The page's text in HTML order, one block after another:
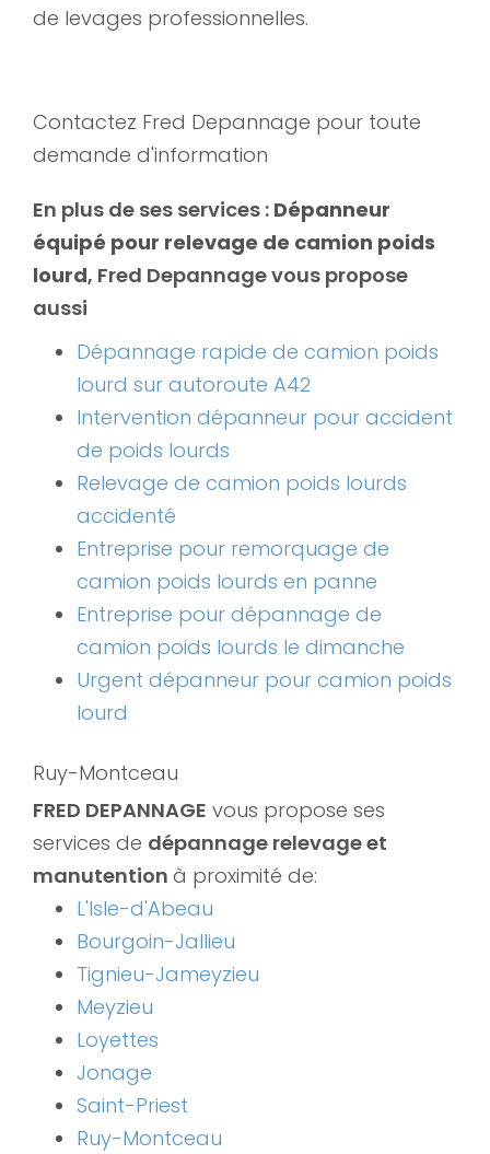
de levages professionnelles.
Contactez Fred Depannage pour toute
demande d'information
En plus de ses services : Dépanneur
équipé pour relevage de camion poids
lourd, Fred Depannage vous propose
aussi
Dépannage rapide de camion poids
lourd sur autoroute A42
Intervention dépanneur pour accident
de poids lourds
Relevage de camion poids lourds
accidenté
Entreprise pour remorquage de
camion poids lourds en panne
Entreprise pour dépannage de
camion poids lourds le dimanche
Urgent dépanneur pour camion poids
lourd
Ruy-Montceau
FRED DEPANNAGE vous propose ses
services de dépannage relevage et
manutention à proximité de:
L'Isle-d'Abeau
Bourgoin-Jallieu
Tignieu-Jameyzieu
Meyzieu
Loyettes
Jonage
Saint-Priest
Ruy-Montceau